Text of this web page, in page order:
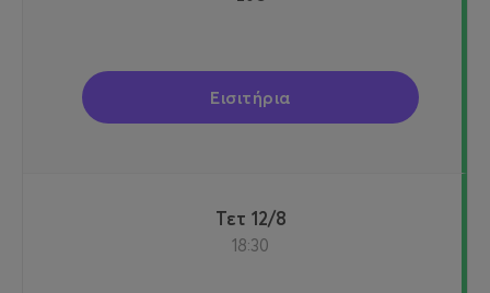
Εισιτήρια
Τετ 12/8
18:30